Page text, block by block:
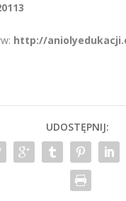
http://
UDOSTĘPNIJ: